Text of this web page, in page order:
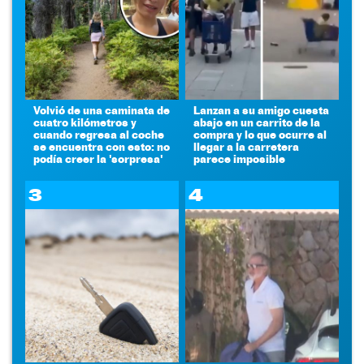
Volvió de una caminata de
cuatro kilómetros y
cuando regresa al coche
se encuentra con esto: no
podía creer la 'sorpresa'
Lanzan a su amigo cuesta
abajo en un carrito de la
compra y lo que ocurre al
llegar a la carretera
parece imposible
3 4